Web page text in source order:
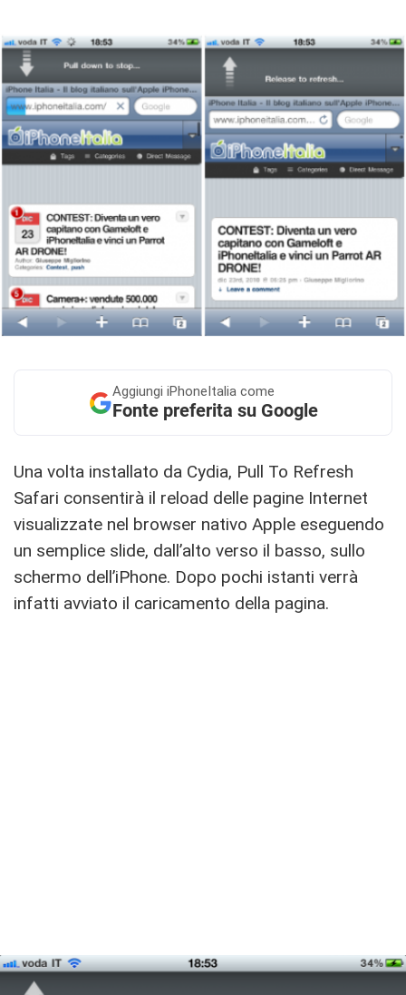
Aggiungi iPhoneItalia come
Fonte preferita su Google
Una volta installato da Cydia, Pull To Refresh
Safari consentirà il reload delle pagine Internet
visualizzate nel browser nativo Apple eseguendo
un semplice slide, dall’alto verso il basso, sullo
schermo dell’iPhone. Dopo pochi istanti verrà
infatti avviato il caricamento della pagina.